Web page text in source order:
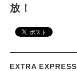
放！
EXTRA EXPRESS
LIFESTYLE
COLUMN
MAGAZINE